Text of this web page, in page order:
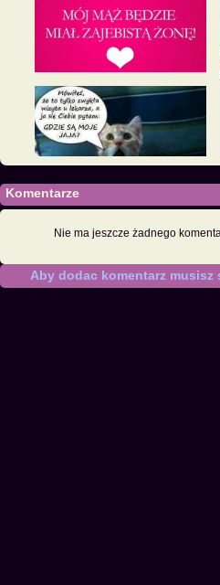
Komentarze
Nie ma jeszcze żadnego
Aby dodac komentarz musisz